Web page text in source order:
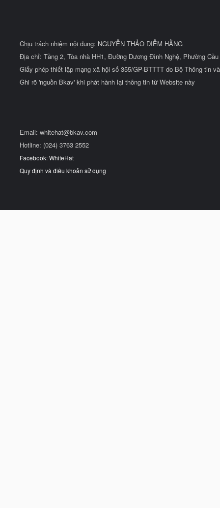
Chịu trách nhiệm nội dung: NGUYỄN THẢO DIỄM HẰNG
Địa chỉ: Tầng 2, Tòa nhà HH1, Đường Dương Đình Nghệ, Phường
Giấy phép thiết lập mạng xã hội số 355/GP-BTTTT do Bộ Thông tin
Ghi rõ 'nguồn Bkav' khi phát hành lại thông tin từ Website này
Email: whitehat@bkav.com
Hotline: (024) 3763 2552
Facebook: WhiteHat
Quy định và điều khoản sử dụng